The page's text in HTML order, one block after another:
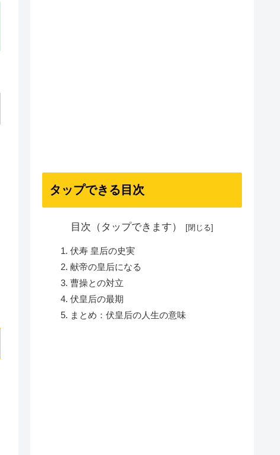
タップできる目次
目次（タップできます）
伏寿 皇后の史実
献帝の皇后になる
曹操との対立
伏皇后の最期
まとめ：伏皇后の人生の意味